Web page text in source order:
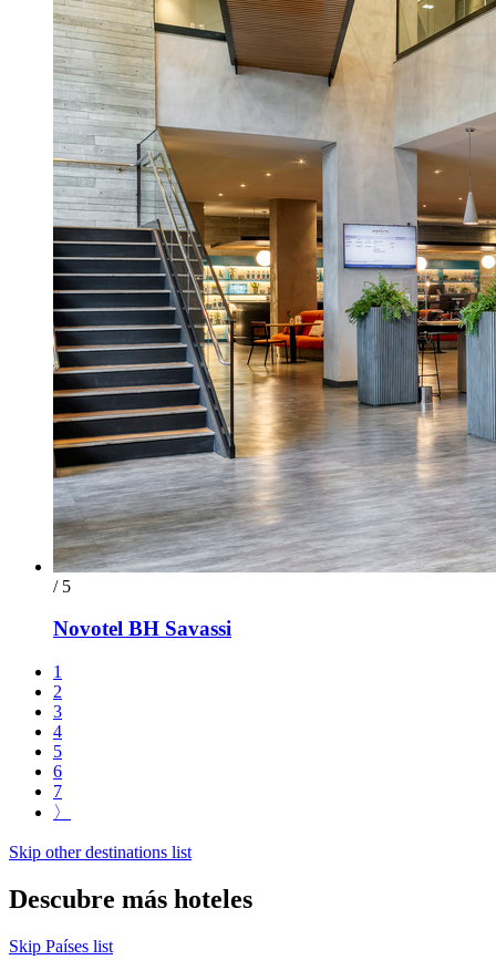
/ 5
Novotel BH Savassi
1
2
3
4
5
6
7
〉
Skip other destinations list
Descubre más hoteles
Skip Países list